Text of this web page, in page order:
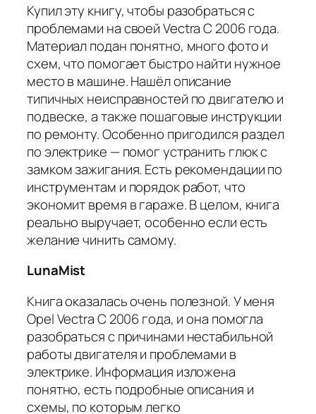
Купил эту книгу, чтобы разобраться с
проблемами на своей Vectra C 2006 года.
Материал подан понятно, много фото и
схем, что помогает быстро найти нужное
место в машине. Нашёл описание
типичных неисправностей по двигателю и
подвеске, а также пошаговые инструкции
по ремонту. Особенно пригодился раздел
по электрике — помог устранить глюк с
замком зажигания. Есть рекомендации по
инструментам и порядок работ, что
экономит время в гараже. В целом, книга
реально выручает, особенно если есть
желание чинить самому.
LunaMist
Книга оказалась очень полезной. У меня
Opel Vectra C 2006 года, и она помогла
разобраться с причинами нестабильной
работы двигателя и проблемами в
электрике. Информация изложена
понятно, есть подробные описания и
схемы, по которым легко